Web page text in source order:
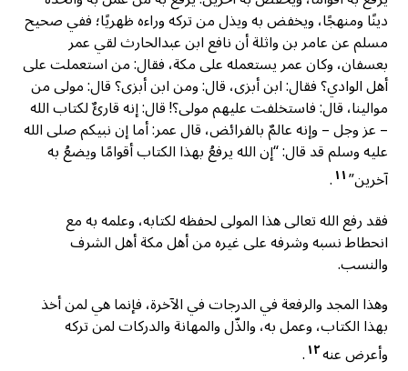
دينًا ومنهجًا، ويخفض به ويذل من تركه وراءه ظهريًا؛ ففي صحيح
مسلم عن عامر بن واثلة أن نافع ابن عبدالحارث لقي عمر
بعسفان، وكان عمر يستعمله على مكة، فقال: من استعملت على
أهل الوادي؟ فقال: ابن أبزى، قال: ومن ابن أبزى؟ قال: مولى من
موالينا، قال: فاستخلفت عليهم مولى؟! قال: إنه قارئٌ لكتاب الله
– عز وجل – وإنه عالمٌ بالفرائض، قال عمر: أما إن نبيكم صلى الله
عليه وسلم قد قال: “إن الله يرفعُ بهذا الكتاب أقوامًا ويضعُ به
آخرين”١١.
فقد رفع الله تعالى هذا المولى لحفظه لكتابه، وعلمه به مع
انحطاط نسبه وشرفه على غيره من أهل مكة أهل الشرف
والنسب.
وهذا المجد والرفعة في الدرجات في الآخرة، فإنما هي لمن أخذ
بهذا الكتاب، وعمل به، والذّل والمهانة والدركات لمن تركه
وأعرض عنه١٢.